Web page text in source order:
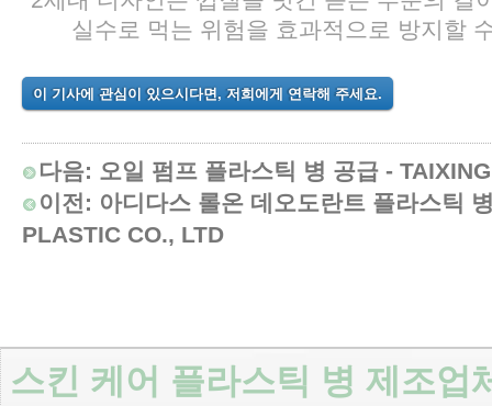
실수로 먹는 위험을 효과적으로 방지할
이 기사에 관심이 있으시다면, 저희에게 연락해 주세요.
다음: 오일 펌프 플라스틱 병 공급 -
이전: 아디다스 롤온 데오도란트 플라스틱
PLASTIC CO., LTD
스킨 케어 플라스틱 병 제조업